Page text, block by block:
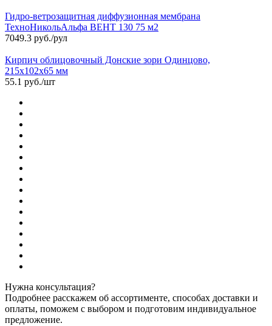
Гидро-ветрозащитная диффузионная мембрана
ТехноНикольАльфа ВЕНТ 130 75 м2
7049.3 руб./рул
Кирпич облицовочный Донские зори Одинцово,
215х102х65 мм
55.1 руб./шт
Нужна консультация?
Подробнее расскажем об ассортименте, способах доставки и
оплаты, поможем с выбором и подготовим индивидуальное
предложение.